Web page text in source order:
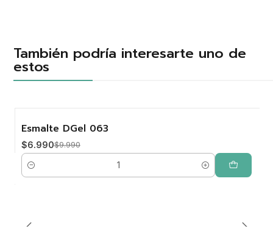
También podría interesarte uno de
estos
-30%
Esmalte DGel 063
$6.990$9.990
Cantidad